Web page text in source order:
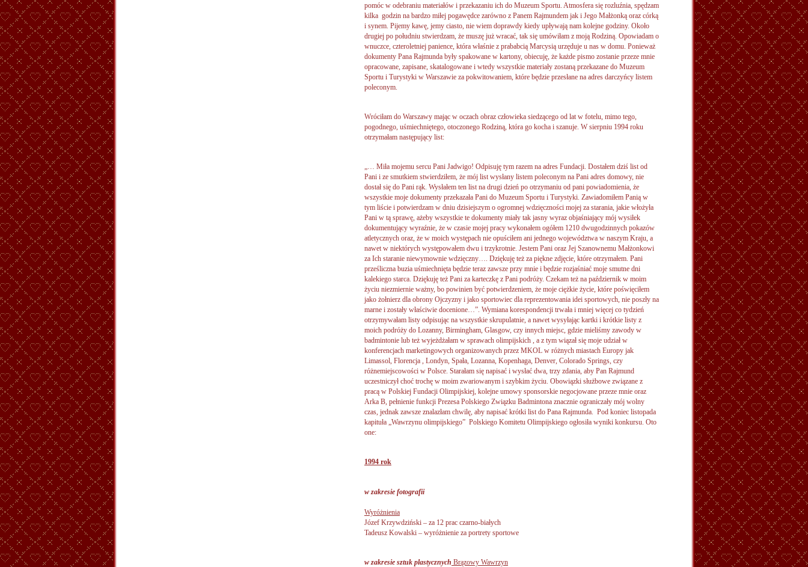
pomóc w odebraniu materiałów i przekazaniu ich do Muzeum Sportu. Atmosfera się rozluźnia, spędzam
kilka godzin na bardzo miłej pogawędce zarówno z Panem Rajmundem jak i Jego Małżonką oraz córką
i synem. Pijemy kawę, jemy ciasto, nie wiem doprawdy kiedy upływają nam kolejne godziny. Około
drugiej po południu stwierdzam, że muszę już wracać, tak się umówiłam z moją Rodziną. Opowiadam o
wnuczce, czteroletniej panience, która właśnie z prababcią Marcysią urzęduje u nas w domu. Ponieważ
dokumenty Pana Rajmunda były spakowane w kartony, obiecuję, że każde pismo zostanie przeze mnie
opracowane, zapisane, skatalogowane i wtedy wszystkie materiały zostaną przekazane do Muzeum
Sportu i Turystyki w Warszawie za pokwitowaniem, które będzie przesłane na adres darczyńcy listem
poleconym.
Wróciłam do Warszawy mając w oczach obraz człowieka siedzącego od lat w fotelu, mimo tego,
pogodnego, uśmiechniętego, otoczonego Rodziną, która go kocha i szanuje. W sierpniu 1994 roku
otrzymałam następujący list:
„… Miła mojemu sercu Pani Jadwigo! Odpisuję tym razem na adres Fundacji. Dostałem dziś list od
Pani i ze smutkiem stwierdziłem, że mój list wysłany listem poleconym na Pani adres domowy, nie
dostał się do Pani rąk. Wysłałem ten list na drugi dzień po otrzymaniu od pani powiadomienia, że
wszystkie moje dokumenty przekazała Pani do Muzeum Sportu i Turystyki. Zawiadomiłem Panią w
tym liście i potwierdzam w dniu dzisiejszym o ogromnej wdzięczności mojej za starania, jakie włożyła
Pani w tą sprawę, ażeby wszystkie te dokumenty miały tak jasny wyraz objaśniający mój wysiłek
dokumentujący wyraźnie, że w czasie mojej pracy wykonałem ogółem 1210 dwugodzinnych pokazów
atletycznych oraz, że w moich występach nie opuściłem ani jednego województwa w naszym Kraju, a
nawet w niektórych występowałem dwu i trzykrotnie. Jestem Pani oraz Jej Szanownemu Małżonkowi
za Ich staranie niewymownie wdzięczny…. Dziękuję też za piękne zdjęcie, które otrzymałem. Pani
prześliczna buzia uśmiechnięta będzie teraz zawsze przy mnie i będzie rozjaśniać moje smutne dni
kalekiego starca. Dziękuję też Pani za karteczkę z Pani podróży. Czekam też na październik w moim
życiu niezmiernie ważny, bo powinien być potwierdzeniem, że moje ciężkie życie, które poświęciłem
jako żołnierz dla obrony Ojczyzny i jako sportowiec dla reprezentowania idei sportowych, nie poszły na
marne i zostały właściwie docenione…”. Wymiana korespondencji trwała i mniej więcej co tydzień
otrzymywałam listy odpisując na wszystkie skrupulatnie, a nawet wysyłając kartki i krótkie listy z
moich podróży do Lozanny, Birmingham, Glasgow, czy innych miejsc, gdzie mieliśmy zawody w
badmintonie lub też wyjeżdżałam w sprawach olimpijskich , a z tym wiązał się moje udział w
konferencjach marketingowych organizowanych przez MKOL w różnych miastach Europy jak
Limassol, Florencja , Londyn, Spała, Lozanna, Kopenhaga, Denver, Colorado Springs, czy
różnemiejscowości w Polsce. Starałam się napisać i wysłać dwa, trzy zdania, aby Pan Rajmund
uczestniczył choć trochę w moim zwariowanym i szybkim życiu. Obowiązki służbowe związane z
pracą w Polskiej Fundacji Olimpijskiej, kolejne umowy sponsorskie negocjowane przeze mnie oraz
Arka B, pełnienie funkcji Prezesa Polskiego Związku Badmintona znacznie ograniczały mój wolny
czas, jednak zawsze znalazłam chwilę, aby napisać krótki list do Pana Rajmunda. Pod koniec listopada
kapituła „Wawrzynu olimpijskiego” Polskiego Komitetu Olimpijskiego ogłosiła wyniki konkursu. Oto
one:
1994 rok
w zakresie fotografii
Wyróżnienia
Józef Krzywdziński – za 12 prac czarno-białych
Tadeusz Kowalski – wyróżnienie za portrety sportowe
w zakresie sztuk plastycznych Brązowy Wawrzyn